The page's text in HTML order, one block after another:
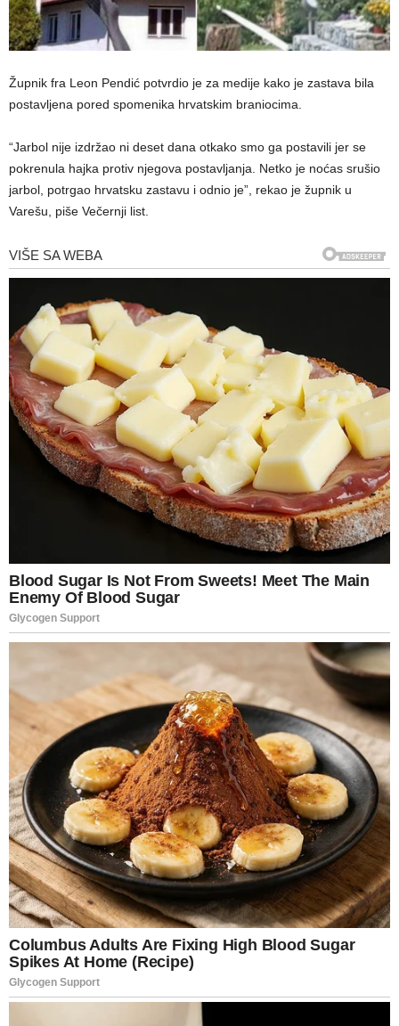
Župnik fra Leon Pendić potvrdio je za medije kako je zastava bila
postavljena pored spomenika hrvatskim braniocima.
“Jarbol nije izdržao ni deset dana otkako smo ga postavili jer se
pokrenula hajka protiv njegova postavljanja. Netko je noćas srušio
jarbol, potrgao hrvatsku zastavu i odnio je”, rekao je župnik u
Varešu, piše Večernji list.